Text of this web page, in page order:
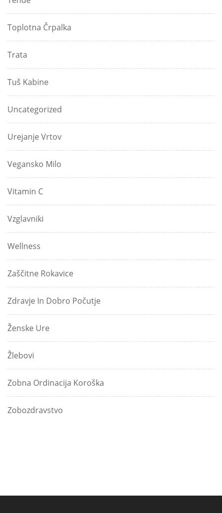
Toplotna Črpalka
Trata
Tuš Kabine
Uncategorized
Urejanje Vrtov
Vegansko Milo
Vitamin C
Vzglavniki
Wellness
Zaščitne Rokavice
Zdravje In Dobro Počutje
Ženske Ure
Žlebovi
Zobna Ordinacija Koroška
Zobozdravstvo